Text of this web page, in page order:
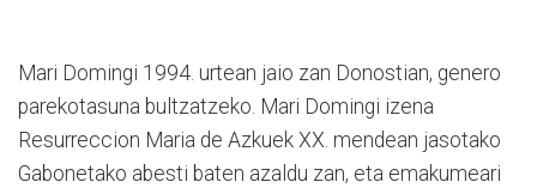
Mari Domingi 1994. urtean jaio zan Donostian, genero
parekotasuna bultzatzeko. Mari Domingi izena
Resurreccion Maria de Azkuek XX. mendean jasotako
Gabonetako abesti baten azaldu zan, eta emakumeari